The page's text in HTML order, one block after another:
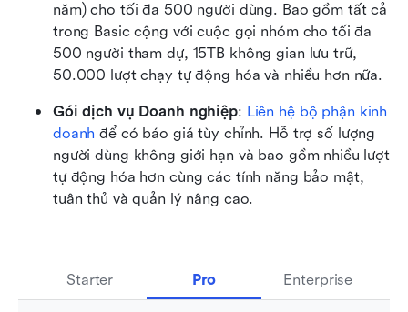
năm) cho tối đa 500 người dùng. Bao gồm tất cả
trong Basic cộng với cuộc gọi nhóm cho tối đa
500 người tham dự, 15TB không gian lưu trữ,
50.000 lượt chạy tự động hóa và nhiều hơn nữa.
Gói dịch vụ Doanh nghiệp: Liên hệ bộ phận kinh
doanh để có báo giá tùy chỉnh. Hỗ trợ số lượng
người dùng không giới hạn và bao gồm nhiều lượt
tự động hóa hơn cùng các tính năng bảo mật,
tuân thủ và quản lý nâng cao.
Starter Pro Enterprise